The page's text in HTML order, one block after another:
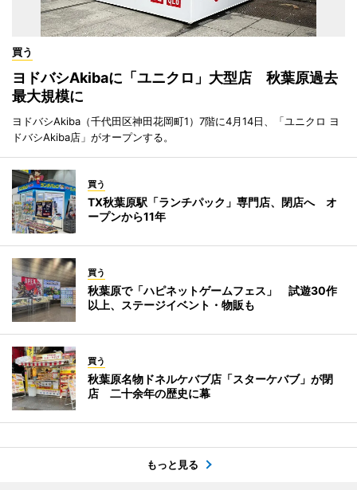
買う
ヨドバシAkibaに「ユニクロ」大型店 秋葉原過去
最大規模に
ヨドバシAkiba（千代田区神田花岡町1）7階に4月14日、「ユニクロ ヨ
ドバシAkiba店」がオープンする。
買う
TX秋葉原駅「ランチパック」専門店、閉店へ オ
ープンから11年
買う
秋葉原で「ハピネットゲームフェス」 試遊30作
以上、ステージイベント・物販も
買う
秋葉原名物ドネルケバブ店「スターケバブ」が閉
店 二十余年の歴史に幕
もっと見る